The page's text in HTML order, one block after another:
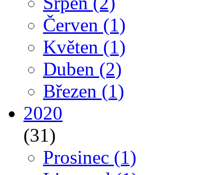
Červen (1)
Květen (1)
Duben (2)
Březen (1)
2020
(31)
Prosinec (1)